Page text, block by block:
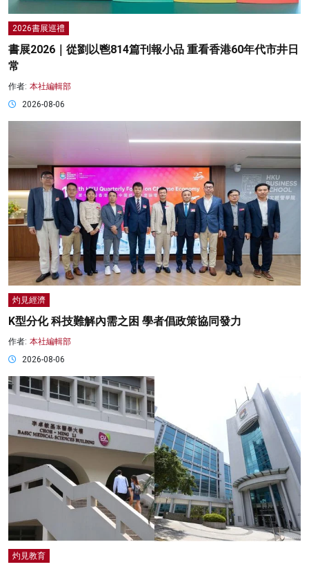
2026書展巡禮
書展2026｜從劉以鬯814篇刊報小品 重看香港60年代市井日
常
作者: 本社編輯部
2026-08-06
灼見經濟
K型分化 科技難解內需之困 學者倡政策協同發力
作者: 本社編輯部
2026-08-06
灼見教育